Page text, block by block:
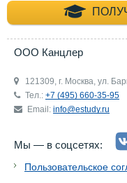
ООО Канцлер
121309, г. Москва, ул.
Тел.: +7 (495) 660-35-95
Email: info@estudy.ru
Мы — в соцсетях:
Пользовательское